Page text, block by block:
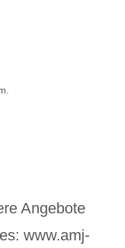
Angebote
www.amj-